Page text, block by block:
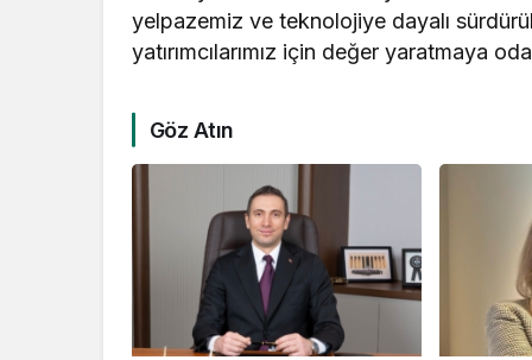
yelpazemiz ve teknolojiye dayalı
yatırımcılarımız için değer yaratmaya
Göz Atın